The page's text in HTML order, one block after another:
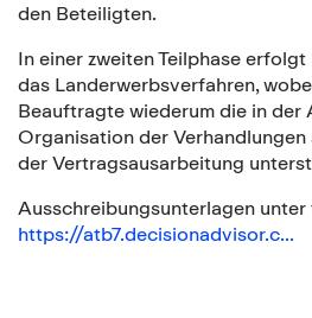
den Beteiligten.
In einer zweiten Teilphase erfolgt
das Landerwerbsverfahren,
Beauftragte wiederum die in der
Organisation der Verhandlungen
der Vertragsausarbeitung
Ausschreibungsunterlagen unter
https://atb7.decisionadvisor.c...